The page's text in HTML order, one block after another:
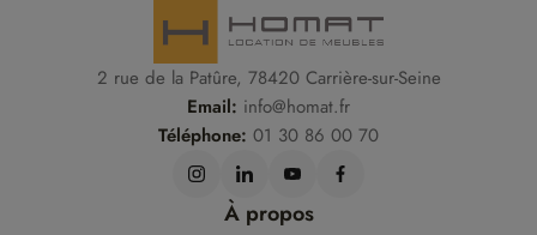
2 rue de la Patûre, 78420 Carrière-sur-Seine
Email: info@homat.fr
Téléphone: 01 30 86 00 70
À propos